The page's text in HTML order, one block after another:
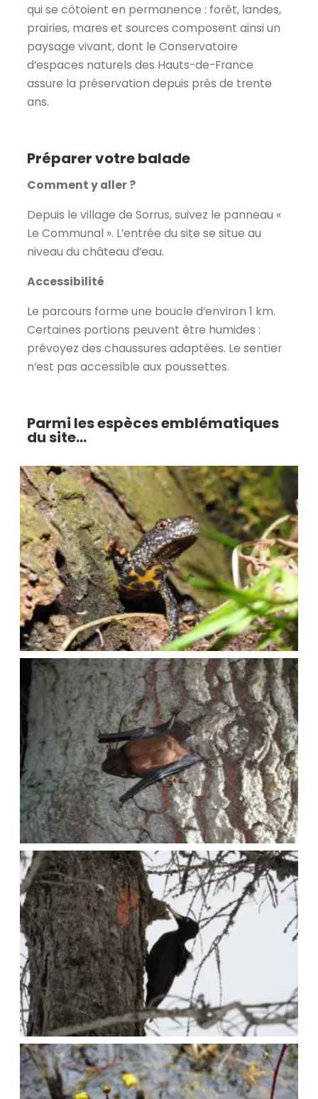
qui se côtoient en permanence : forêt, landes,
prairies, mares et sources composent ainsi un
paysage vivant, dont le Conservatoire
d’espaces naturels des Hauts-de-France
assure la préservation depuis près de trente
ans.
Préparer votre balade
Comment y aller ?
Depuis le village de Sorrus, suivez le panneau «
Le Communal ». L’entrée du site se situe au
niveau du château d’eau.
Accessibilité
Le parcours forme une boucle d’environ 1 km.
Certaines portions peuvent être humides :
prévoyez des chaussures adaptées. Le sentier
n’est pas accessible aux poussettes.
Parmi les espèces emblématiques
du site...